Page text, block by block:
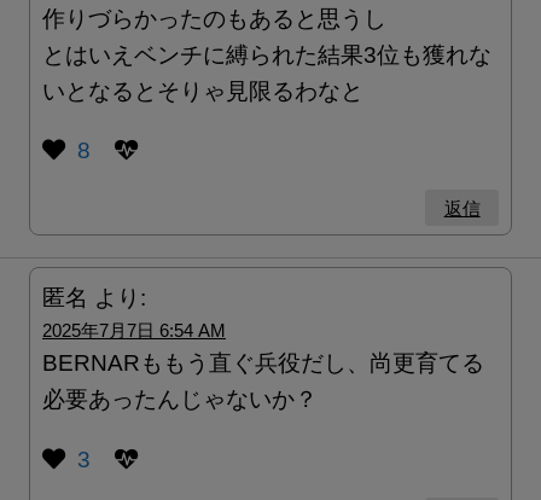
作りづらかったのもあると思うし
とはいえベンチに縛られた結果3位も獲れな
いとなるとそりゃ見限るわなと
8
返信
匿名 より:
2025年7月7日 6:54 AM
BERNARももう直ぐ兵役だし、尚更育てる
必要あったんじゃないか？
3